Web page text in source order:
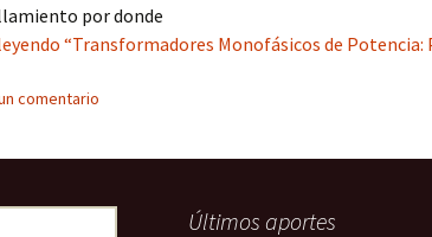
por donde
“Transformadores Monofásicos de Potencia:
comentario
Últimos aportes